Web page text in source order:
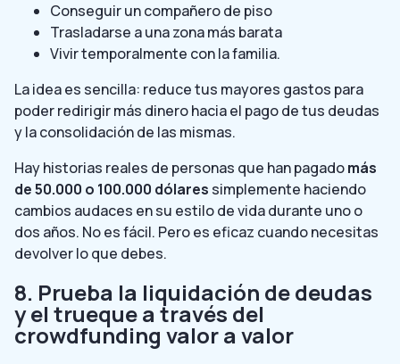
Conseguir un compañero de piso
Trasladarse a una zona más barata
Vivir temporalmente con la familia.
La idea es sencilla: reduce tus mayores gastos para
poder redirigir más dinero hacia el pago de tus deudas
y la consolidación de las mismas.
Hay historias reales de personas que han pagadomás
de 50.000 o 100.000 dólares simplemente haciendo
cambios audaces en su estilo de vida durante uno o
dos años. No es fácil. Pero es eficaz cuando necesitas
devolver lo que debes.
8. Prueba la liquidación de deudas
y el trueque a través del
crowdfunding valor a valor